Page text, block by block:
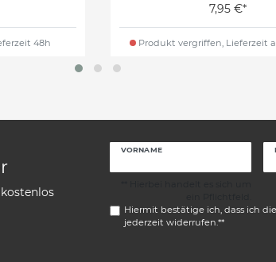
48h
7,95 €*
Produkt vergriffen, Lieferzeit
VORNAME
Hiermit bestätige ich, dass ich die
jederzeit widerrufen.**